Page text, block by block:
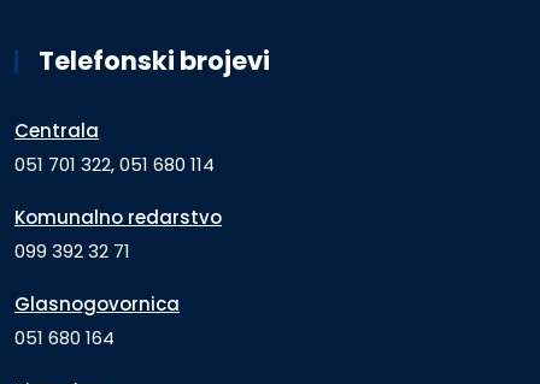
Telefonski brojevi
Centrala
051 701 322, 051 680 114
Komunalno redarstvo
099 392 32 71
Glasnogovornica
051 680 164